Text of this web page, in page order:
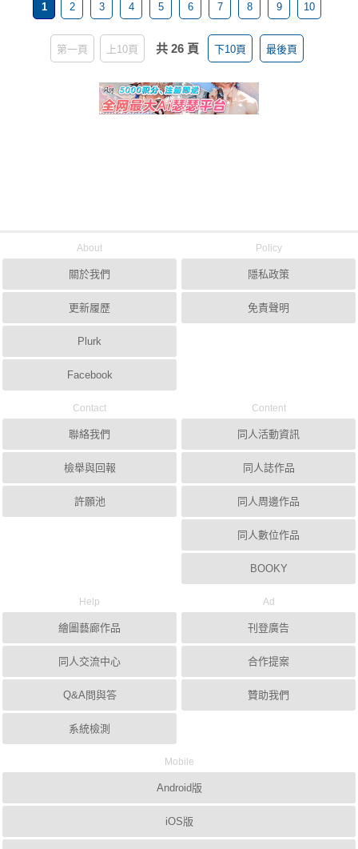
1 2 3 4 5 6 7 8 9 10
第一頁 上10頁 共 26 頁 下10頁 最後頁
About
關於我們
更新履歷
Plurk
Facebook
Policy
隱私政策
免責聲明
Contact
聯絡我們
檢舉與回報
許願池
Content
同人活動資訊
同人誌作品
同人周邊作品
同人數位作品
BOOKY
Help
繪圖藝廊作品
同人交流中心
Q&A問與答
系統檢測
Ad
刊登廣告
合作提案
贊助我們
Mobile
Android版
iOS版